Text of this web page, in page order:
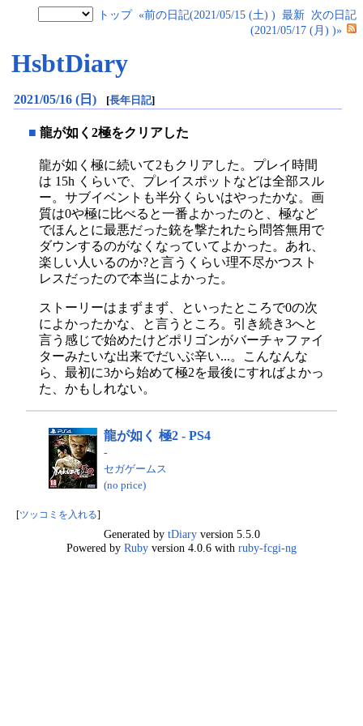
トップ «前の日記(2021/05/15 (土) ) 最新 次の日記
(2021/05/17 (月) )»
HsbtDiary
2021/05/16 (日) [長年日記]
■ 龍が如く2極をクリアした
龍が如く極に続いて2もクリアした。プレイ時間
は 15h くらいで、プレイスポットなどは全部スル
ー。サブイベントも半分くらいはやったかな。画
質は0や極に比べると一番よかったのと、極など
でほんとに最悪だった銃を撃たれたら問答無用で
ダウンするのがなくなっていてよかった。あれ、
楽しい人いるのか?と言うくらい理不尽かつスト
レスだったので本当によかった。
ストーリーはまずまず、といったところで0の次
によかったかな、と言うところ。引き続き3へと
言う感じで始めたけどポリゴンがバーチャファイ
ターみたいな出来でだいぶ辛い...。こんなんな
ら、最初に3から始めて極2を最後にすればよかっ
た、かもしれない。
龍が如く 極2 - PS4
-
セガゲームス
(no price)
[ツッコミを入れる]
Generated by tDiaryversion 5.5.0
Powered by Ruby version 4.0.6 with ruby-fcgi-ng